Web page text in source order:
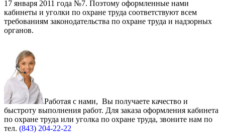
17 января 2011 года №7. Поэтому оформленные нами
кабинеты и уголки по охране труда соответствуют всем
требованиям законодательства по охране труда и надзорных
органов.
Работая с нами, Вы получаете качество и
быстроту выполнения работ. Для заказа оформления кабинета
по охране труда или уголка по охране труда, звоните нам по
тел. (843) 204-22-22